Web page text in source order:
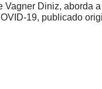
Diniz, aborda
19, publicado